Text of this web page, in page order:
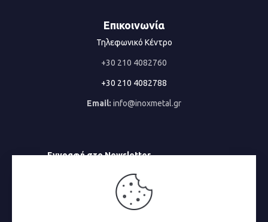
Επικοινωνία
Τηλεφωνικό Κέντρο
+30 210 4082760
+30 210 4082788
Email: info@inoxmetal.gr
Εγγραφή στο Newsletter